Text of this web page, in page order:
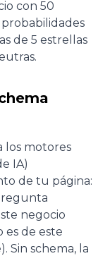
con 50
de 5 estrellas
los motores
IA)
de tu página:
negocio
es de este
Sin schema, la